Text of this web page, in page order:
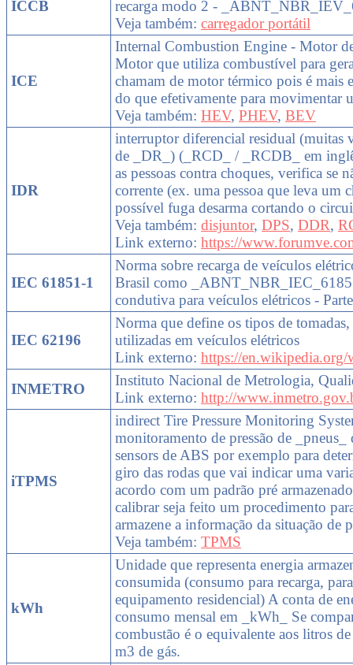
ICCB
recarga modo 2 -
Veja também: carregador portátil
ICE
Internal Combustion Engine - Motor
Motor que utiliza combustível para
chamam de motor térmico pois é mais
do que efetivamente para movimentar
Veja também: HEV, PHEV, BEV
IDR
interruptor diferencial residual (muitas
de _DR_) (_RCD_ / _RCDB_ em
as pessoas contra choques, verifica se
corrente (ex. uma pessoa que leva um
possível fuga desarma cortando o
Veja também: disjuntor, DPS, DDR,
Link externo: https://
IEC 61851-1
Norma sobre recarga de veículos
Brasil como
condutiva para veículos elétricos -
IEC 62196
Norma que define os tipos de
utilizadas em veículos elétricos
Link externo: https://
INMETRO
Instituto Nacional de Metrologia,
Link externo: http://
iTPMS
indirect Tire Pressure Monitoring
monitoramento de pressão de
sensors de ABS por exemplo para
giro das rodas que vai indicar uma
acordo com um padrão pré
calibrar seja feito um procedimento
armazene a informação da situação de
Veja também: TPMS
kWh
Unidade que representa energia
consumida (consumo para recarga,
equipamento residencial) A conta de
consumo mensal em _kWh_ Se
combustão é o equivalente aos litros
m3 de gás.